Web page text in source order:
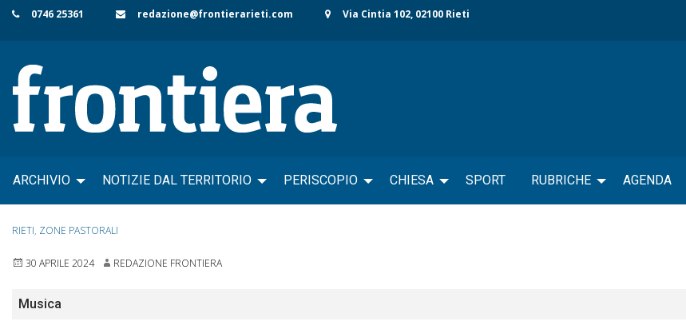
Skip
content
0746 25361 redazione@frontierarieti.com Via Cintia 102, 02100 Rieti
ARCHIVIO NOTIZIE DAL TERRITORIO PERISCOPIO CHIESA SPORT RUBRICHE AGENDA
RIETI, ZONE PASTORALI
30 APRILE 2024 REDAZIONE FRONTIERA
Musica